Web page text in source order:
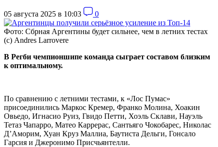
05 августа 2025 в 10:03 0
Фото: Сбрная Аргентины будет сильнее, чем в летних тестах
(c) Andres Larrovere
В Регби чемпионшипе команда сыграет составом близким
к оптимальному.
По сравнению с летними тестами, к «Лос Пумас»
присоединились Маркос Кремер, Франко Молина, Хоакин
Овьедо, Игнасио Руиз, Гвидо Петти, Хоэль Склави, Науэль
Тетаз Чапарро, Матео Каррерас, Сантьяго Чокобарес, Николас
Д’Аморим, Хуан Круз Маллиа, Баутиста Дельги, Гонсало
Гарсия и Джеронимо Присчьянтелли.